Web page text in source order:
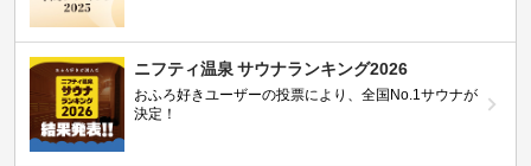
ニフティ温泉 サウナランキング2026
おふろ好きユーザーの投票により、全国No.1サウナが
決定！